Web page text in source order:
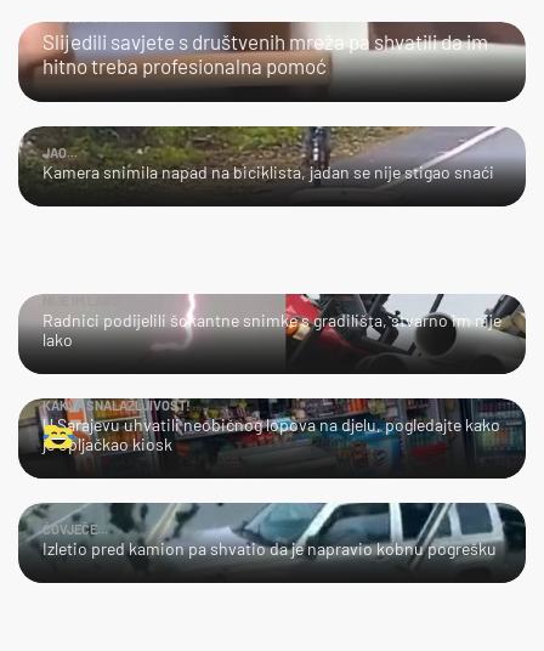
URADI SAM?
Slijedili savjete s društvenih mreža pa shvatili da im
hitno treba profesionalna pomoć
JAO...
Kamera snimila napad na biciklista, jadan se nije stigao snaći
Radnici podijelili šokantne snimke s gradilišta, stvarno im nije
lako
KAKVA SNALAŽLJIVOST!
U Sarajevu uhvatili neobičnog lopova na djelu, pogledajte kako
je opljačkao kiosk
ČOVJEČE...
Izletio pred kamion pa shvatio da je napravio kobnu pogrešku